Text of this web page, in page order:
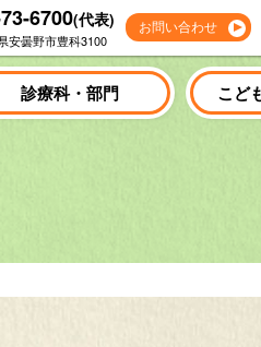
6700(代表)
安曇野市豊科3100
お問い合わせ
診療科・部門 こど